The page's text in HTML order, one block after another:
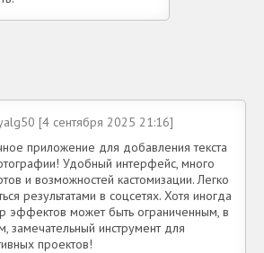
[4 сентября 2025 21:16]
приложение для добавления текста
Удобный интерфейс, много
и возможностей кастомизации. Легко
результатами в соцсетях. Хотя иногда
эффектов может быть ограниченным, в
замечательный инструмент для
проектов!